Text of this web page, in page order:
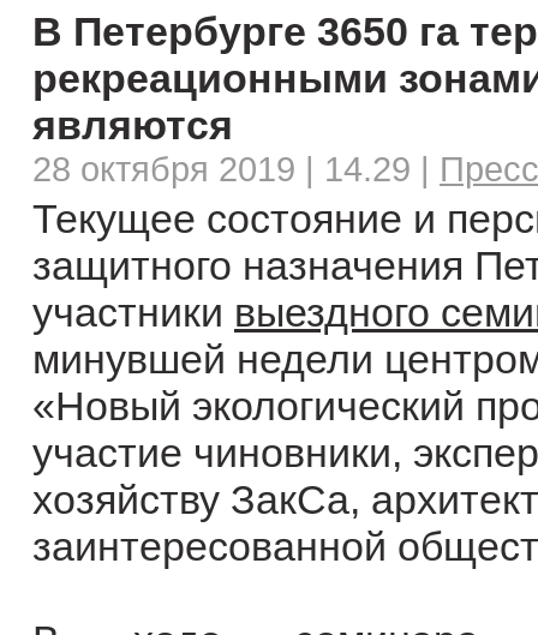
В Петербурге 3650 га
рекреационными
являются
28 октября 2019 | 14.29 |
Текущее состояние и
защитного назначения
участники выездного
минувшей недели
«Новый экологический
участие чиновники,
хозяйству ЗакСа,
заинтересованной